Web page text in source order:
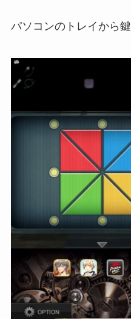
パソコンのトレイから鍵